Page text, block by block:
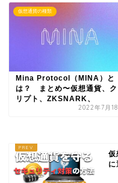
仮想通貨の種類
Mina Protocol（MINA）と
は？ まとめ〜仮想通貨、ク
リプト、ZKSNARK、
2022年7月18
仮
に